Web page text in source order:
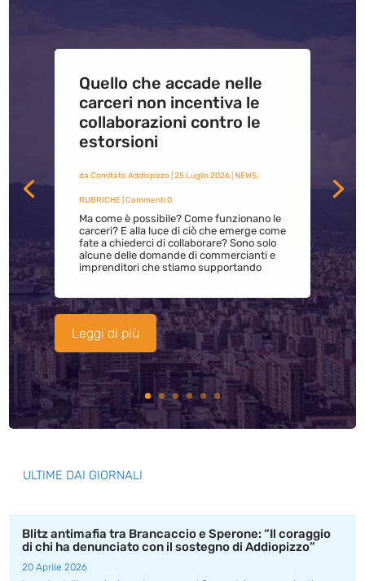
Quello che accade nelle
carceri non incentiva le
collaborazioni contro le
estorsioni
da Comitato Addiopizzo| 25 Luglio 2026| NEWS,
RUBRICHE| Commenti 0
Ma come è possibile? Come funzionano le
carceri? E alla luce di ciò che emerge come
fate a chiederci di collaborare? Sono solo
alcune delle domande di commercianti e
imprenditori che stiamo supportando
Leggi di più
ULTIME DAI GIORNALI
Blitz antimafia tra Brancaccio e Sperone: “Il coraggio
di chi ha denunciato con il sostegno di Addiopizzo”
20 Aprile 2026